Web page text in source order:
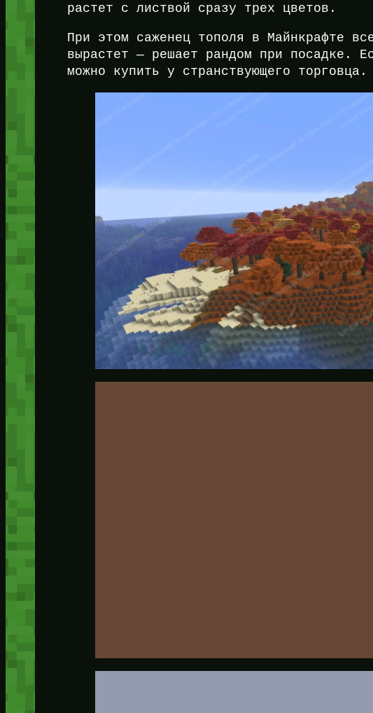
растет с листвой сразу трех цветов.
При этом саженец тополя в Майнкрафте
вырастет — решает рандом при посадке.
можно купить у странствующего торговца.